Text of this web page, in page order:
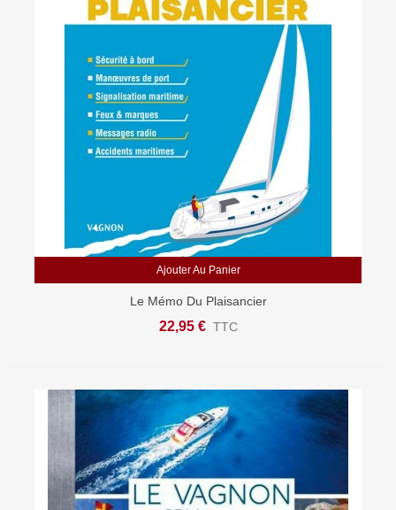
Ajouter Au Panier
Le Mémo Du Plaisancier
22,95 € TTC